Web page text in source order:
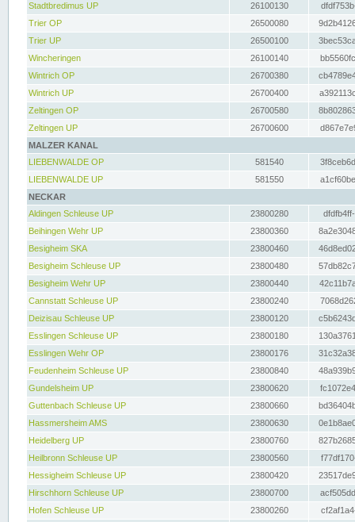
Stadtbredimus UP
26100130
Trier OP
26500080
Trier UP
26500100
Wincheringen
26100140
Wintrich OP
26700380
Wintrich UP
26700400
Zeltingen OP
26700580
Zeltingen UP
26700600
MALZER KANAL
LIEBENWALDE OP
581540
LIEBENWALDE UP
581550
NECKAR
Aldingen Schleuse UP
23800280
Beihingen Wehr UP
23800360
Besigheim SKA
23800460
Besigheim Schleuse UP
23800480
Besigheim Wehr UP
23800440
Cannstatt Schleuse UP
23800240
Deizisau Schleuse UP
23800120
Esslingen Schleuse UP
23800180
Esslingen Wehr OP
23800176
Feudenheim Schleuse UP
23800840
Gundelsheim UP
23800620
Guttenbach Schleuse UP
23800660
Hassmersheim AMS
23800630
Heidelberg UP
23800760
Heilbronn Schleuse UP
23800560
Hessigheim Schleuse UP
23800420
Hirschhorn Schleuse UP
23800700
Hofen Schleuse UP
23800260